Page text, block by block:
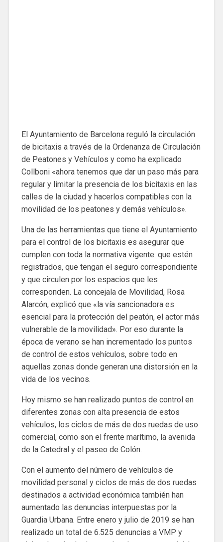
El Ayuntamiento de Barcelona reguló la circulación
de bicitaxis a través de la Ordenanza de Circulación
de Peatones y Vehículos y como ha explicado
Collboni «ahora tenemos que dar un paso más para
regular y limitar la presencia de los bicitaxis en las
calles de la ciudad y hacerlos compatibles con la
movilidad de los peatones y demás vehículos».
Una de las herramientas que tiene el Ayuntamiento
para el control de los bicitaxis es asegurar que
cumplen con toda la normativa vigente: que estén
registrados, que tengan el seguro correspondiente
y que circulen por los espacios que les
corresponden. La concejala de Movilidad, Rosa
Alarcón, explicó que «la vía sancionadora es
esencial para la protección del peatón, el actor más
vulnerable de la movilidad». Por eso durante la
época de verano se han incrementado los puntos
de control de estos vehículos, sobre todo en
aquellas zonas donde generan una distorsión en la
vida de los vecinos.
Hoy mismo se han realizado puntos de control en
diferentes zonas con alta presencia de estos
vehículos, los ciclos de más de dos ruedas de uso
comercial, como son el frente marítimo, la avenida
de la Catedral y el paseo de Colón.
Con el aumento del número de vehículos de
movilidad personal y ciclos de más de dos ruedas
destinados a actividad económica también han
aumentado las denuncias interpuestas por la
Guardia Urbana. Entre enero y julio de 2019 se han
realizado un total de 6.525 denuncias a VMP y